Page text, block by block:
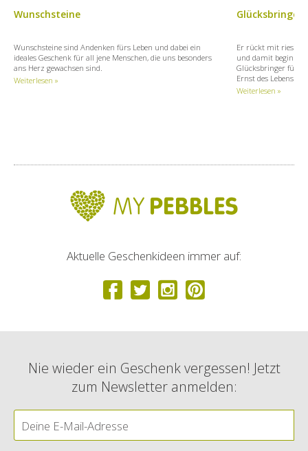
Wunschsteine
Wunschsteine sind Andenken fürs Leben und dabei ein
ideales Geschenk für all jene Menschen, die uns besonders
ans Herz gewachsen sind.
Weiterlesen »
Er rückt mit
und damit beginnt
Glücksbringer für
Ernst des Lebens
Weiterlesen »
Aktuelle Geschenkideen immer auf:
Nie wieder ein Geschenk vergessen! Jetzt
zum Newsletter anmelden: